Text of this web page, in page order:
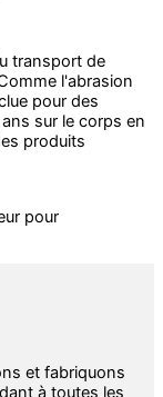
transport de
l'abrasion
pour des
sur le corps en
produits
pour
et fabriquons
à toutes les